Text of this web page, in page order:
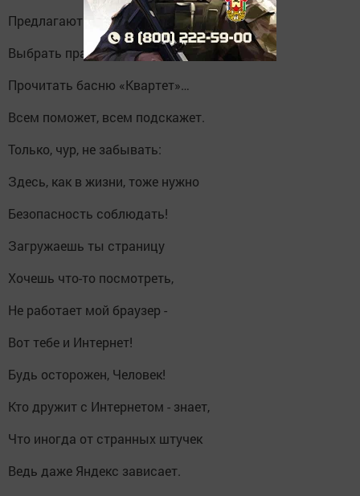
Предлагают и товары,
Выбрать праздничный букет,
Прочитать басню «Квартет»…
Всем поможет, всем подскажет.
Только, чур, не забывать:
Здесь, как в жизни, тоже нужно
Безопасность соблюдать!
Загружаешь ты страницу
Хочешь что-то посмотреть,
Не работает мой браузер -
Вот тебе и Интернет!
Будь осторожен, Человек!
Кто дружит с Интернетом - знает,
Что иногда от странных штучек
Ведь даже Яндекс зависает.